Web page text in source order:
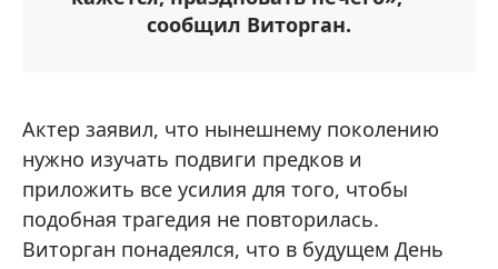
сообщил Виторган.
Актер заявил, что нынешнему поколению
нужно изучать подвиги предков и
приложить все усилия для того, чтобы
подобная трагедия не повторилась.
Виторган понадеялся, что в будущем День